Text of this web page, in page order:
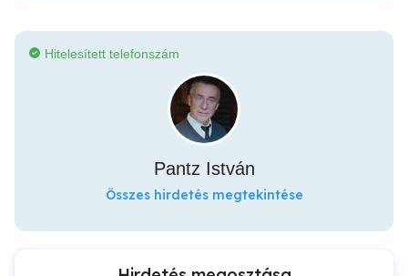
Hitelesített telefonszám
Pantz István
Összes hirdetés megtekintése